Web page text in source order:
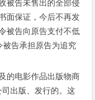
被告未售出的全部侵
面保证，今后不再发
被告向原告支付不低
告承担原告为追究
电影作品出版物商
出版、发行的。这